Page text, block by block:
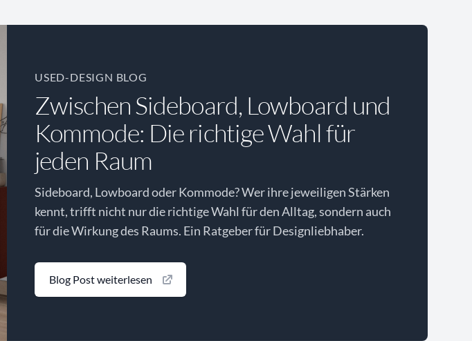
USED-DESIGN BLOG
Zwischen Sideboard, Lowboard und
Kommode: Die richtige Wahl für
jeden Raum
Sideboard, Lowboard oder Kommode? Wer ihre jeweiligen Stärken
kennt, trifft nicht nur die richtige Wahl für den Alltag, sondern auch
für die Wirkung des Raums. Ein Ratgeber für Designliebhaber.
Blog Post weiterlesen